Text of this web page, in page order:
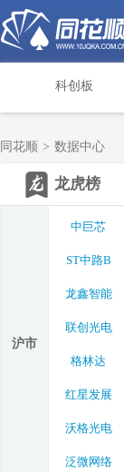
科创板
同花顺 > 数据中心
龙虎榜
沪市
中巨芯
ST中路B
龙鑫智能
联创光电
格林达
红星发展
沃格光电
泛微网络